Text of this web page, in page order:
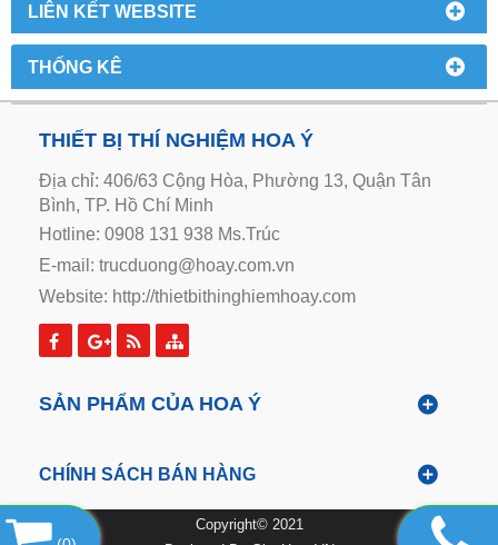
LIÊN KẾT WEBSITE
THỐNG KÊ
THIẾT BỊ THÍ NGHIỆM HOA Ý
Địa chỉ: 406/63 Cộng Hòa, Phường 13, Quận Tân
Bình, TP. Hồ Chí Minh
Hotline: 0908 131 938 Ms.Trúc
E-mail: trucduong@hoay.com.vn
Website: http://thietbithinghiemhoay.com
SẢN PHẨM CỦA HOA Ý
CHÍNH SÁCH BÁN HÀNG
Copyright© 2021